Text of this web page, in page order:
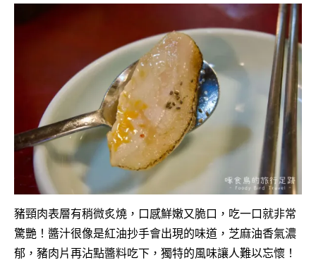
豬頸肉表層有稍微炙燒，口感鮮嫩又脆口，吃一口就非常
驚艷！醬汁很像是紅油抄手會出現的味道，芝麻油香氣濃
郁，豬肉片再沾點醬料吃下，獨特的風味讓人難以忘懷！